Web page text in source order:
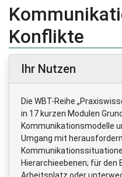
Konflikte
Ihr Nutzen
Die WBT-Reihe
in 17 kurzen Modulen
Kommunikationsmodelle
Umgang mit
Hierarchieebenen; für den